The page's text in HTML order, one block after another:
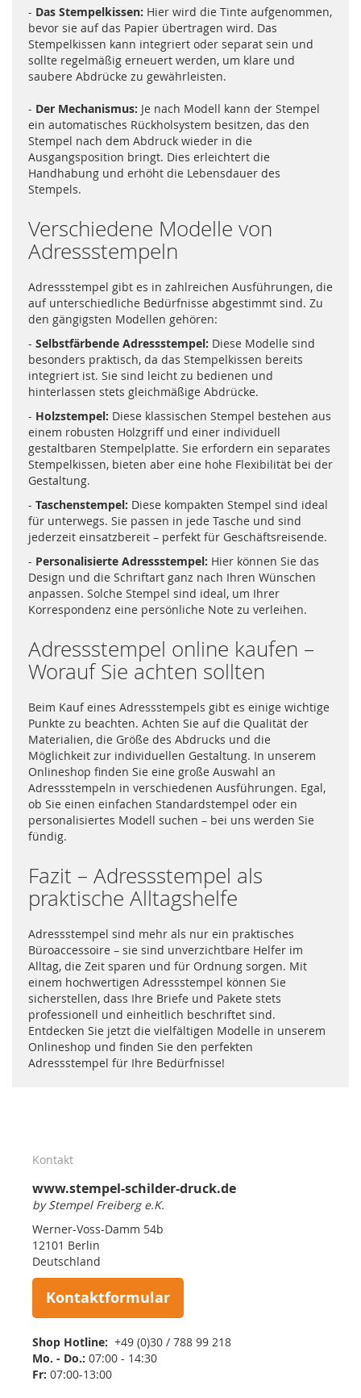
- Das Stempelkissen: Hier wird die Tinte aufgenommen,
bevor sie auf das Papier übertragen wird. Das
Stempelkissen kann integriert oder separat sein und
sollte regelmäßig erneuert werden, um klare und
saubere Abdrücke zu gewährleisten.
- Der Mechanismus: Je nach Modell kann der Stempel
ein automatisches Rückholsystem besitzen, das den
Stempel nach dem Abdruck wieder in die
Ausgangsposition bringt. Dies erleichtert die
Handhabung und erhöht die Lebensdauer des
Stempels.
Verschiedene Modelle von
Adressstempeln
Adressstempel gibt es in zahlreichen Ausführungen, die
auf unterschiedliche Bedürfnisse abgestimmt sind. Zu
den gängigsten Modellen gehören:
- Selbstfärbende Adressstempel: Diese Modelle sind
besonders praktisch, da das Stempelkissen bereits
integriert ist. Sie sind leicht zu bedienen und
hinterlassen stets gleichmäßige Abdrücke.
- Holzstempel: Diese klassischen Stempel bestehen aus
einem robusten Holzgriff und einer individuell
gestaltbaren Stempelplatte. Sie erfordern ein separates
Stempelkissen, bieten aber eine hohe Flexibilität bei der
Gestaltung.
- Taschenstempel: Diese kompakten Stempel sind ideal
für unterwegs. Sie passen in jede Tasche und sind
jederzeit einsatzbereit – perfekt für Geschäftsreisende.
- Personalisierte Adressstempel: Hier können Sie das
Design und die Schriftart ganz nach Ihren Wünschen
anpassen. Solche Stempel sind ideal, um Ihrer
Korrespondenz eine persönliche Note zu verleihen.
Adressstempel online kaufen –
Worauf Sie achten sollten
Beim Kauf eines Adressstempels gibt es einige wichtige
Punkte zu beachten. Achten Sie auf die Qualität der
Materialien, die Größe des Abdrucks und die
Möglichkeit zur individuellen Gestaltung. In unserem
Onlineshop finden Sie eine große Auswahl an
Adressstempeln in verschiedenen Ausführungen. Egal,
ob Sie einen einfachen Standardstempel oder ein
personalisiertes Modell suchen – bei uns werden Sie
fündig.
Fazit – Adressstempel als
praktische Alltagshelfe
Adressstempel sind mehr als nur ein praktisches
Büroaccessoire – sie sind unverzichtbare Helfer im
Alltag, die Zeit sparen und für Ordnung sorgen. Mit
einem hochwertigen Adressstempel können Sie
sicherstellen, dass Ihre Briefe und Pakete stets
professionell und einheitlich beschriftet sind.
Entdecken Sie jetzt die vielfältigen Modelle in unserem
Onlineshop und finden Sie den perfekten
Adressstempel für Ihre Bedürfnisse!
Kontakt
www.stempel-schilder-druck.de
by Stempel Freiberg e.K.
Werner-Voss-Damm 54b
12101 Berlin
Deutschland
Kontaktformular
Shop Hotline: +49 (0)30 / 788 99 218
Mo. - Do.: 07:00 - 14:30
Fr: 07:00-13:00